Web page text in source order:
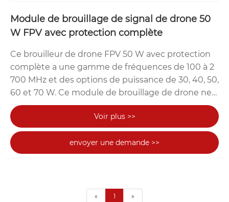
Module de brouillage de signal de drone 50
W FPV avec protection complète
Ce brouilleur de drone FPV 50 W avec protection
complète a une gamme de fréquences de 100 à 2
700 MHz et des options de puissance de 30, 40, 50,
60 et 70 W. Ce module de brouillage de drone ne
pèse que 305 g, ce qui le rend très léger et facile à
transporter.
Voir plus >>
envoyer une demande >>
« 1 »